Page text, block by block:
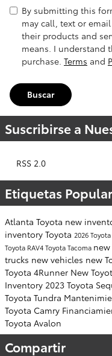
By submitting this
may call, text or
their products and
means. I understand
purchase. Terms and
Buscar
Suscribirse a
RSS 2.0
Etiquetas
Atlanta Toyota new
inventory Toyota 2026
Toyota RAV4Toyota Tacoma
trucks new vehicles new
Toyota 4Runner New
Inventory 2023 Toyota
Toyota Tundra
Toyota Camry
Toyota Avalon
Compartir